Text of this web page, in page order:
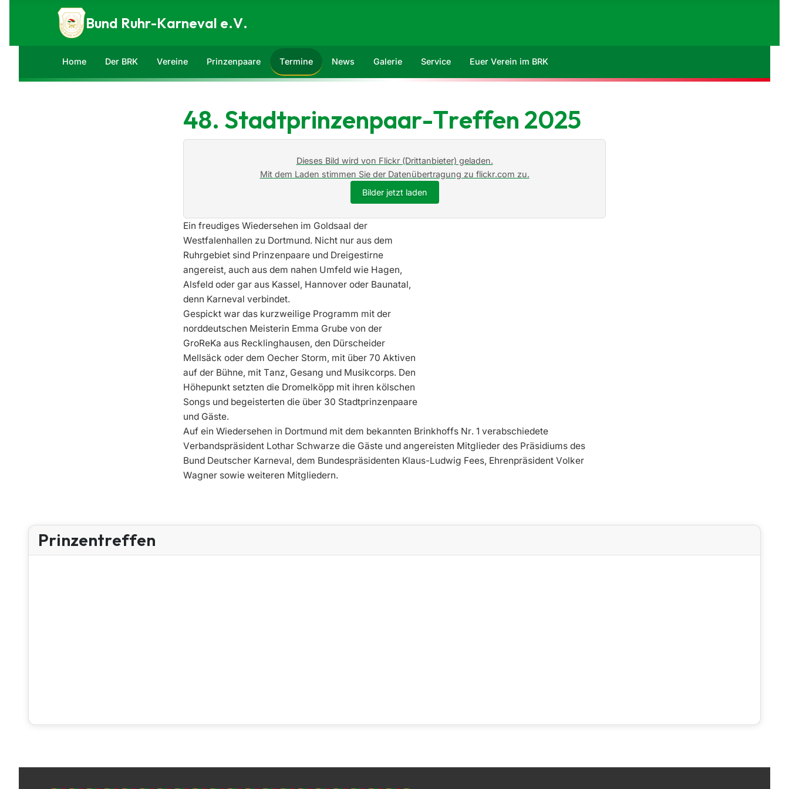
Zum Inhalt springen
Bund Ruhr-Karneval e.V.
Home Der BRK Vereine Prinzenpaare Termine News Galerie Service Euer Verein im BRK
48. Stadtprinzenpaar-Treffen 2025
Dieses Bild wird von Flickr (Drittanbieter) geladen.
Mit dem Laden stimmen Sie der Datenübertragung zu flickr.com zu.
Bilder jetzt laden
Ein freudiges Wiedersehen im Goldsaal der
Westfalenhallen zu Dortmund. Nicht nur aus dem
Ruhrgebiet sind Prinzenpaare und Dreigestirne
angereist, auch aus dem nahen Umfeld wie Hagen,
Alsfeld oder gar aus Kassel, Hannover oder Baunatal,
denn Karneval verbindet.
Gespickt war das kurzweilige Programm mit der
norddeutschen Meisterin Emma Grube von der
GroReKa aus Recklinghausen, den Dürscheider
Mellsäck oder dem Oecher Storm, mit über 70 Aktiven
auf der Bühne, mit Tanz, Gesang und Musikcorps. Den
Höhepunkt setzten die Dromelköpp mit ihren kölschen
Songs und begeisterten die über 30 Stadtprinzenpaare
und Gäste.
Auf ein Wiedersehen in Dortmund mit dem bekannten Brinkhoffs Nr. 1 verabschiedete
Verbandspräsident Lothar Schwarze die Gäste und angereisten Mitglieder des Präsidiums des
Bund Deutscher Karneval, dem Bundespräsidenten Klaus-Ludwig Fees, Ehrenpräsident Volker
Wagner sowie weiteren Mitgliedern.
Prinzentreffen